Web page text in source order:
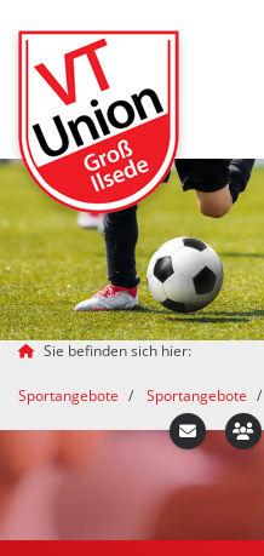
Sie befinden sich hier:
Sportangebote Sportangebote